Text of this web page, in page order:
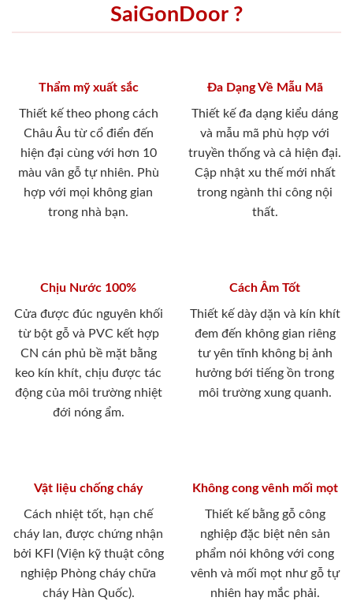
SaiGonDoor ?
Thẩm mỹ xuất sắc
Thiết kế theo phong cách
Châu Âu từ cổ điển đến
hiện đại cùng với hơn 10
màu vân gỗ tự nhiên. Phù
hợp với mọi không gian
trong nhà bạn.
Đa Dạng Về Mẫu Mã
Thiết kế đa dạng kiểu dáng
và mẫu mã phù hợp với
truyền thống và cả hiện đại.
Cập nhật xu thế mới nhất
trong ngành thi công nội
thất.
Chịu Nước 100%
Cửa được đúc nguyên khối
từ bột gỗ và PVC kết hợp
CN cán phủ bề mặt bằng
keo kín khít, chịu được tác
động của môi trường nhiệt
đới nóng ẩm.
Cách Âm Tốt
Thiết kế dày dặn và kín khít
đem đến không gian riêng
tư yên tĩnh không bị ảnh
hưởng bới tiếng ồn trong
môi trường xung quanh.
Vật liệu chống cháy
Cách nhiệt tốt, hạn chế
cháy lan, được chứng nhận
bởi KFI (Viện kỹ thuật công
nghiệp Phòng cháy chữa
cháy Hàn Quốc).
Không cong vênh mối mọt
Thiết kế bằng gỗ công
nghiệp đặc biệt nên sản
phẩm nói không với cong
vênh và mối mọt như gỗ tự
nhiên hay mắc phải.